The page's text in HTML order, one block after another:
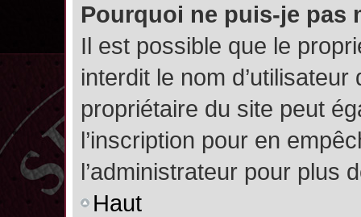
Pourquoi ne puis-je pas
Il est possible que le
interdit le nom
propriétaire du site peut
l’inscription pour en
l’administrateur pour plus
Haut